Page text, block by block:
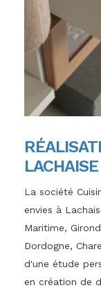
LACHAISE
La société
envies à
Maritime,
Dordogne,
d'une étude
en création de